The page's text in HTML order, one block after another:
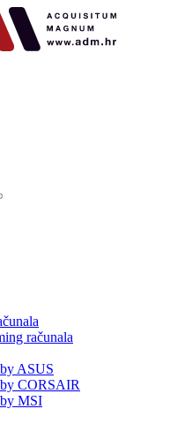
računala
ASUS
CORSAIR
MSI